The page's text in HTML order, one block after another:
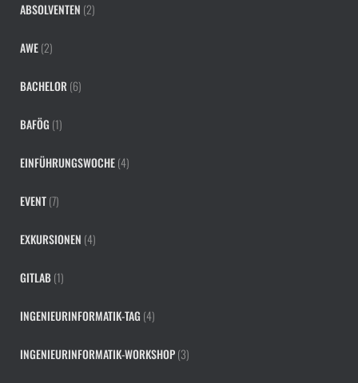
ABSOLVENTEN (2)
AWE(2)
BACHELOR(6)
BAFÖG (1)
EINFÜHRUNGSWOCHE(4)
EVENT(7)
EXKURSIONEN (4)
GITLAB(1)
INGENIEURINFORMATIK-TAG (4)
INGENIEURINFORMATIK-WORKSHOP(3)